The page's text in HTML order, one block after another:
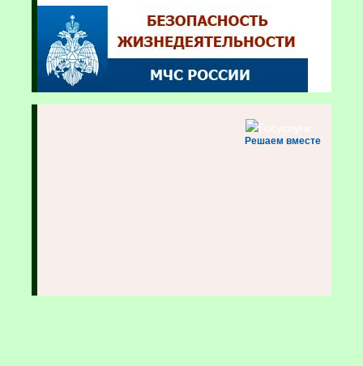
Решаем вместе